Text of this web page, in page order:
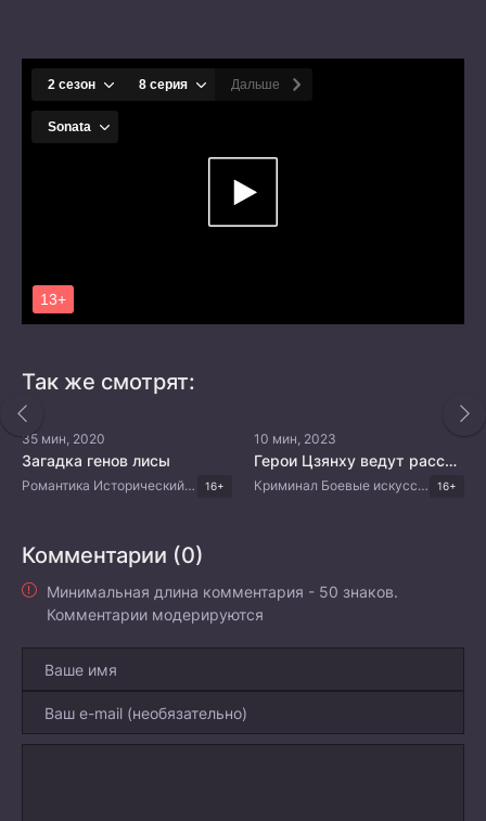
Так же смотрят:
35 мин, 2020
Загадка генов лисы
Романтика Исторический Фэнтези Мистика Китайские дорамы 16+
10 мин, 2023
Герои Цзянху ведут расследование
Криминал Боевые искусства Китайские дорамы 16+
Комментарии (0)
Минимальная длина комментария - 50 знаков.
Комментарии модерируются